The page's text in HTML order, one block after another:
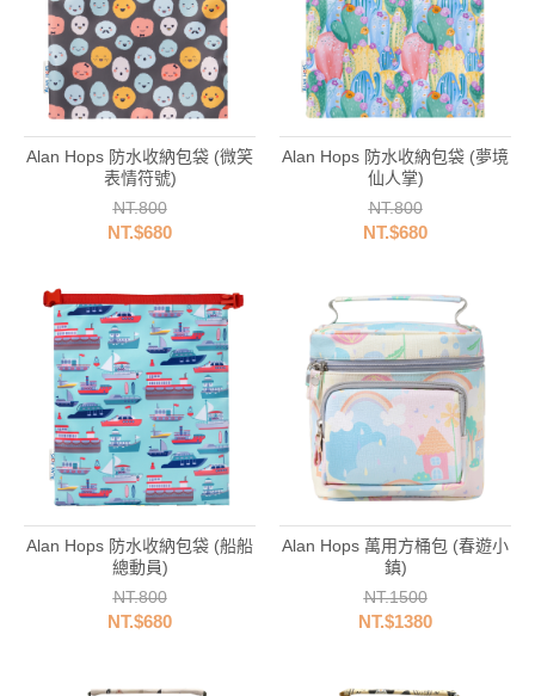
Alan Hops 防水收納包袋 (微笑
表情符號)
NT.800
NT.$680
Alan Hops 防水收納包袋 (夢境
仙人掌)
NT.800
NT.$680
Alan Hops 防水收納包袋 (船船
總動員)
NT.800
NT.$680
Alan Hops 萬用方桶包 (春遊小
鎮)
NT.1500
NT.$1380